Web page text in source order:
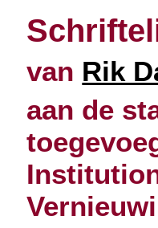
van Rik
aan de